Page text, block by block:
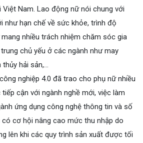
Nam. Lao động nữ nói chung với
như hạn chế về sức khỏe, trình độ
nhiều trách nhiệm chăm sóc gia
chủ yếu ở các ngành như may
hải sản,…
nghiệp 4.0 đã trao cho phụ nữ nhiều
cận với ngành nghề mới, việc làm
ứng dụng công nghệ thông tin và số
có cơ hội nâng cao mức thu nhập do
lên khi các quy trình sản xuất được tối